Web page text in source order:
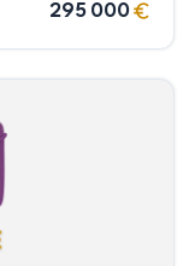
295 000